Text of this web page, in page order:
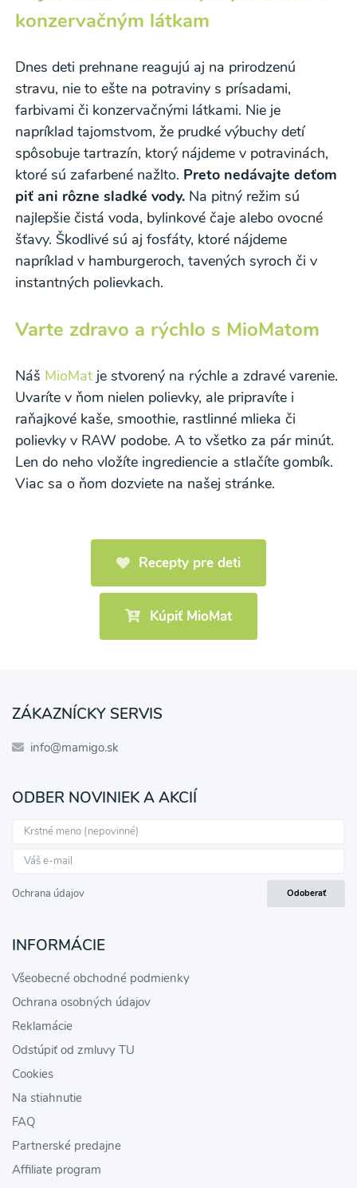
konzervačným látkam
Dnes deti prehnane reagujú aj na prirodzenú
stravu, nie to ešte na potraviny s prísadami,
farbivami či konzervačnými látkami. Nie je
napríklad tajomstvom, že prudké výbuchy detí
spôsobuje tartrazín, ktorý nájdeme v potravinách,
ktoré sú zafarbené nažlto. Preto nedávajte deťom
piť ani rôzne sladké vody.Na pitný režim sú
najlepšie čistá voda, bylinkové čaje alebo ovocné
šťavy. Škodlivé sú aj fosfáty, ktoré nájdeme
napríklad v hamburgeroch, tavených syroch či v
instantných polievkach.
Varte zdravo a rýchlo s MioMatom
Náš MioMatje stvorený na rýchle a zdravé varenie.
Uvaríte v ňom nielen polievky, ale pripravíte i
raňajkové kaše, smoothie, rastlinné mlieka či
polievky v RAW podobe. A to všetko za pár minút.
Len do neho vložíte ingrediencie a stlačíte gombík.
Viac sa o ňom dozviete na našej stránke.
Recepty pre deti
Kúpiť MioMat
ZÁKAZNÍCKY SERVIS
info@mamigo.sk
ODBER NOVINIEK A AKCIÍ
Ochrana údajov Odoberať
INFORMÁCIE
Všeobecné obchodné podmienky
Ochrana osobných údajov
Reklamácie
Odstúpiť od zmluvy TU
Cookies
Na stiahnutie
FAQ
Partnerské predajne
Affiliate program